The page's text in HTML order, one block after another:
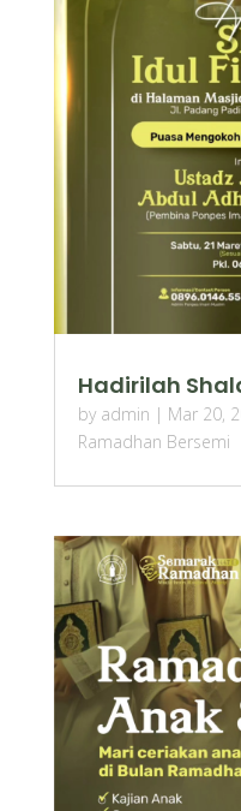
Hadirilah
by admin | Mar 20,
Ramadhan Bersemi